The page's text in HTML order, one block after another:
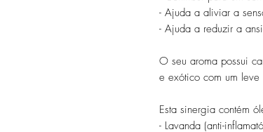
- Ajuda a aliviar a
- Ajuda a reduzir a
O seu aroma possui
e exótico com um leve
Esta sinergia contém
- Lavanda (anti-